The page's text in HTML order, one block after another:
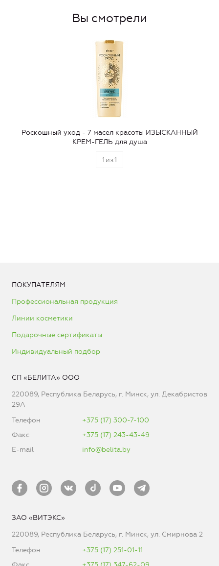
Вы смотрели
Роскошный уход - 7 масел красоты ИЗЫСКАННЫЙ
КРЕМ-ГЕЛЬ для душа
1 из1
ПОКУПАТЕЛЯМ
Профессиональная продукция
Линии косметики
Подарочные сертификаты
Индивидуальный подбор
СП «БЕЛИТА» ООО
220089, Республика Беларусь, г. Минск, ул. Декабристов
29А
Телефон
+375 (17) 300-7-100
Факс
+375 (17) 243-43-49
E-mail
info@belita.by
ЗАО «ВИТЭКС»
220089, Республика Беларусь, г. Минск, ул. Смирнова 2
Телефон
+375 (17) 251-01-11